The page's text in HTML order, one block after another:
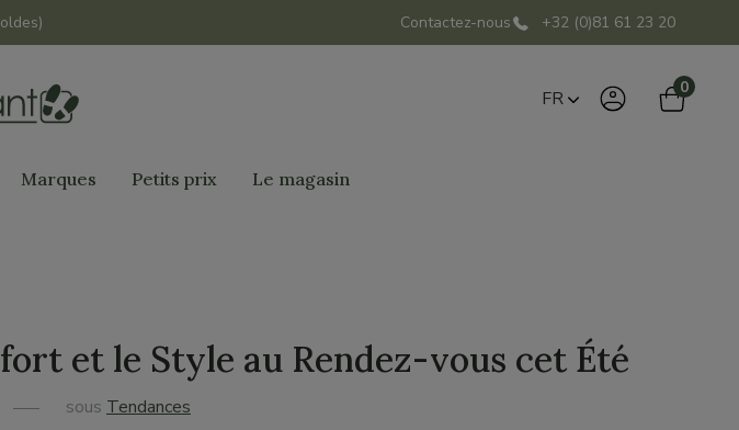
Contactez-nous +32 (0)81 61 23 20
FR 0
Marques Petits prix Le magasin
et le Style au Rendez-vous cet Été
sous Tendances